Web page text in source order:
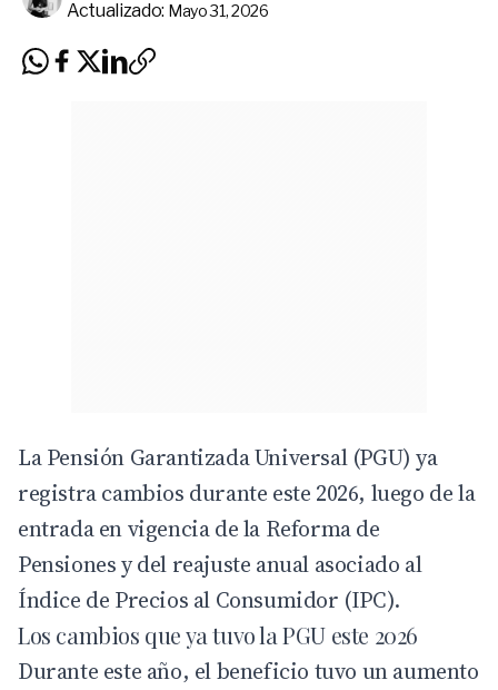
Actualizado: Mayo 31, 2026
La Pensión Garantizada Universal (PGU) ya
registra cambios durante este 2026, luego de la
entrada en vigencia de la Reforma de
Pensiones y del reajuste anual asociado al
Índice de Precios al Consumidor (IPC).
Los cambios que ya tuvo la PGU este 2026
Durante este año, el beneficio tuvo un aumento